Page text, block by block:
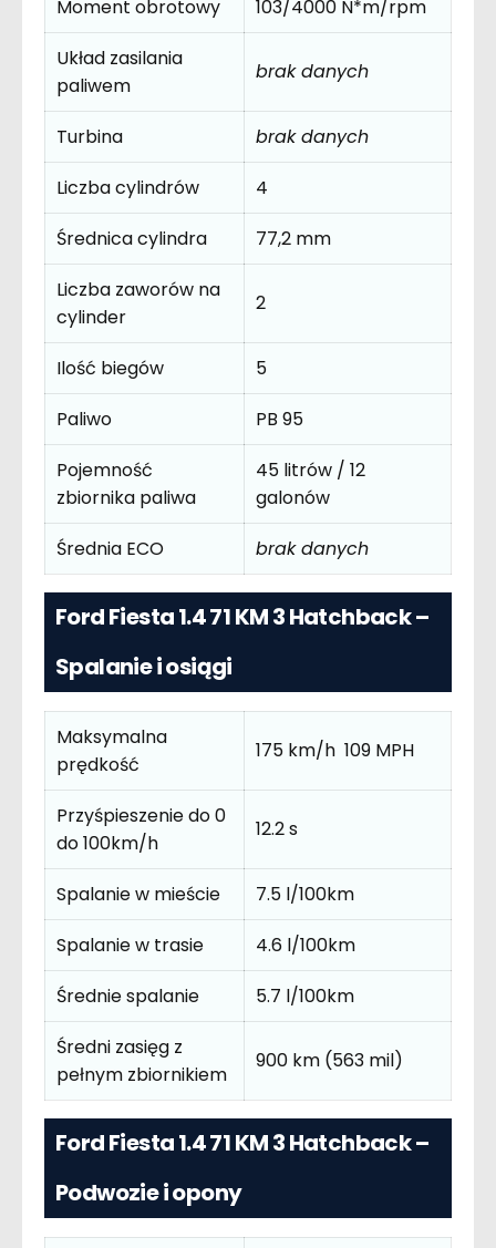
Moment obrotowy
103/4000 N*m/rpm
Układ zasilania
paliwem
brak danych
Turbina
brak danych
Liczba cylindrów
4
Średnica cylindra
77,2 mm
Liczba zaworów na
cylinder
2
Ilość biegów
5
Paliwo
PB 95
Pojemność
zbiornika paliwa
45 litrów / 12
galonów
Średnia ECO
brak danych
Ford Fiesta 1.4 71 KM 3 Hatchback –
Spalanie i osiągi
Maksymalna
prędkość
175 km/h 109 MPH
Przyśpieszenie do 0
do 100km/h
12.2 s
Spalanie w mieście
7.5 l/100km
Spalanie w trasie
4.6 l/100km
Średnie spalanie
5.7 l/100km
Średni zasięg z
pełnym zbiornikiem
900 km (563 mil)
Ford Fiesta 1.4 71 KM 3 Hatchback –
Podwozie i opony